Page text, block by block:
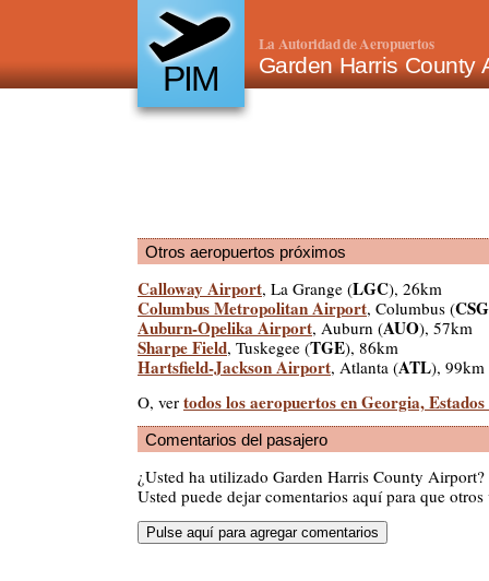
PIM
La Autoridad de Aeropuertos
Garden Harris County
Otros aeropuertos próximos
Calloway Airport, La Grange (LGC), 26km
Columbus Metropolitan Airport, Columbus (CSG
Auburn-Opelika Airport, Auburn (AUO), 57km
Sharpe Field, Tuskegee (TGE), 86km
Hartsfield-Jackson Airport, Atlanta (ATL), 99km
O, ver todos los aeropuertos en Georgia,
Comentarios del pasajero
¿Usted ha utilizado Garden Harris County
Usted puede dejar comentarios aquí para que